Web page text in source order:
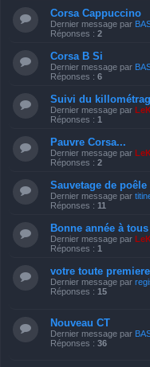
Corsa Cappuccino
Dernier message par
Réponses : 2
Corsa B Si
Dernier message par
Réponses : 6
Suivi du
Dernier message par
Réponses : 1
Pauvre Corsa...
Dernier message par
Réponses : 2
Sauvetage de
Dernier message par
Réponses : 11
Bonne année à tous
Dernier message par
Réponses : 1
votre toute
Dernier message par
Réponses : 15
Nouveau CT
Dernier message par
Réponses : 36